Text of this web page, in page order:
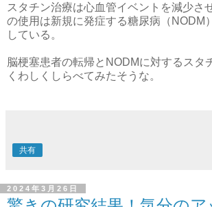
スタチン治療は心血管イベントを減少さ
の使用は新規に発症する糖尿病（NODM
している。
脳梗塞患者の転帰とNODMに対するスタ
くわしくしらべてみたそうな。
共有
2024年3月26日